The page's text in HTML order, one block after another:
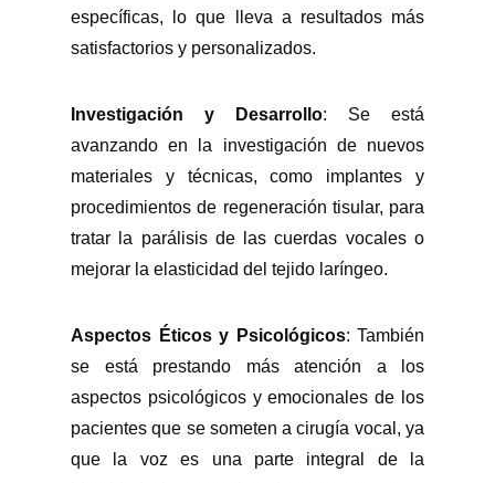
específicas, lo que lleva a resultados más
satisfactorios y personalizados.
Investigación y Desarrollo: Se está
avanzando en la investigación de nuevos
materiales y técnicas, como implantes y
procedimientos de regeneración tisular, para
tratar la parálisis de las cuerdas vocales o
mejorar la elasticidad del tejido laríngeo.
Aspectos Éticos y Psicológicos: También
se está prestando más atención a los
aspectos psicológicos y emocionales de los
pacientes que se someten a cirugía vocal, ya
que la voz es una parte integral de la